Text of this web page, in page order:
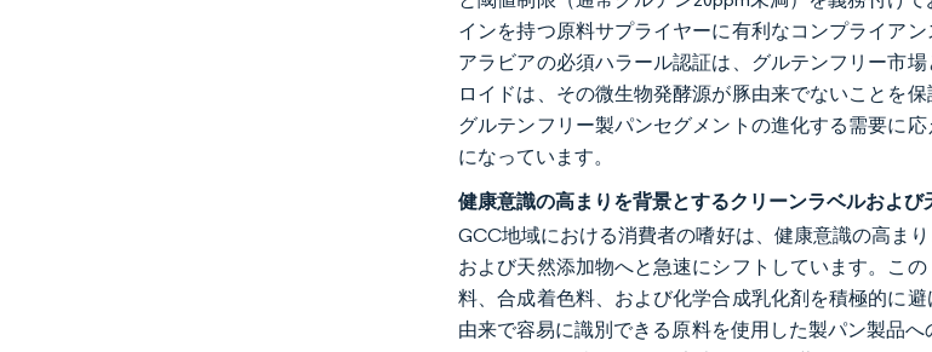
インを持つ原料サプライヤーに有利なコンプライア
アラビアの必須ハラール認証は、グルテンフリー市
ロイドは、その微生物発酵源が豚由来でないことを
グルテンフリー製パンセグメントの進化する需要に
になっています。
健康意識の高まりを背景とするクリーンラベルおよ
GCC地域における消費者の嗜好は、健康意識の高ま
および天然添加物へと急速にシフトしています。こ
料、合成着色料、および化学合成乳化剤を積極的に
由来で容易に識別できる原料を使用した製パン製品